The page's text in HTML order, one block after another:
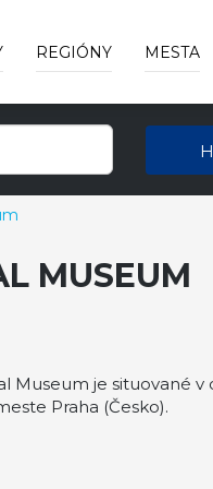
REGIÓNY MESTA
MUSEUM
Museum je situované v
Praha (Česko).